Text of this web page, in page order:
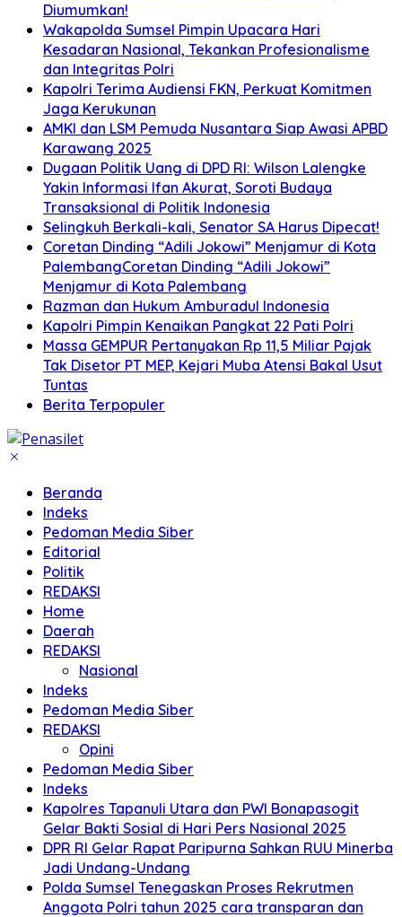
Diumumkan!
Wakapolda Sumsel Pimpin Upacara Hari
Kesadaran Nasional, Tekankan Profesionalisme
dan Integritas Polri
Kapolri Terima Audiensi FKN, Perkuat Komitmen
Jaga Kerukunan
AMKI dan LSM Pemuda Nusantara Siap Awasi APBD
Karawang 2025
Dugaan Politik Uang di DPD RI: Wilson Lalengke
Yakin Informasi Ifan Akurat, Soroti Budaya
Transaksional di Politik Indonesia
Selingkuh Berkali-kali, Senator SA Harus Dipecat!
Coretan Dinding “Adili Jokowi” Menjamur di Kota
PalembangCoretan Dinding “Adili Jokowi”
Menjamur di Kota Palembang
Razman dan Hukum Amburadul Indonesia
Kapolri Pimpin Kenaikan Pangkat 22 Pati Polri
Massa GEMPUR Pertanyakan Rp 11,5 Miliar Pajak
Tak Disetor PT MEP, Kejari Muba Atensi Bakal Usut
Tuntas
Berita Terpopuler
Beranda
Indeks
Pedoman Media Siber
Editorial
Politik
REDAKSI
Home
Daerah
REDAKSI
Nasional
Indeks
Pedoman Media Siber
REDAKSI
Opini
Pedoman Media Siber
Indeks
Kapolres Tapanuli Utara dan PWI Bonapasogit
Gelar Bakti Sosial di Hari Pers Nasional 2025
DPR RI Gelar Rapat Paripurna Sahkan RUU Minerba
Jadi Undang-Undang
Polda Sumsel Tenegaskan Proses Rekrutmen
Anggota Polri tahun 2025 cara transparan dan